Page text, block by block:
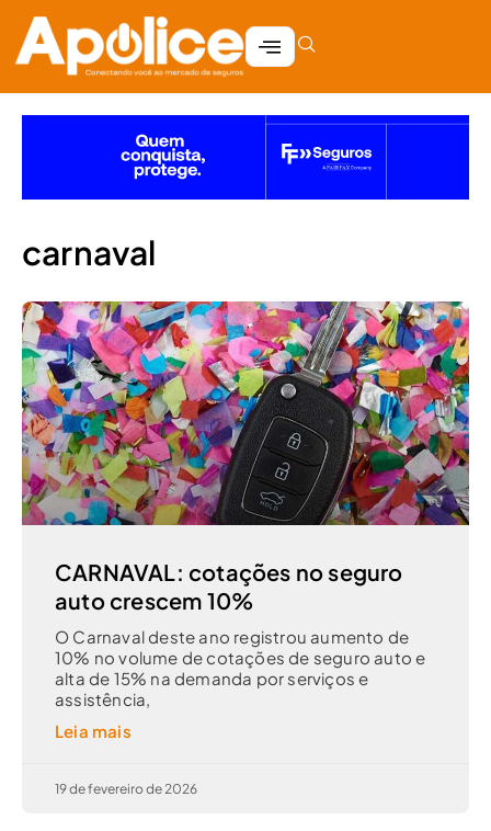
carnaval
CARNAVAL: cotações no seguro
auto crescem 10%
O Carnaval deste ano registrou aumento de
10% no volume de cotações de seguro auto e
alta de 15% na demanda por serviços e
assistência,
Leia mais
19 de fevereiro de 2026